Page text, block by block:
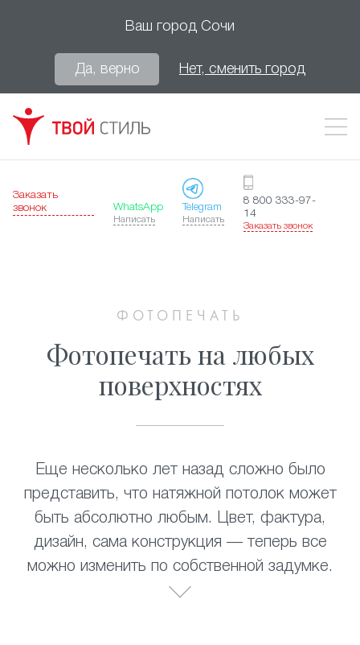
Ваш город Сочи
Да, верно Нет, сменить город
Заказать
звонок
WhatsApp
Написать
Telegram
Написать
8 800 333-97-
14
Заказать звонок
ФОТОПЕЧАТЬ
Фотопечать на любых
поверхностях
Еще несколько лет назад сложно было
представить, что натяжной потолок может
быть абсолютно любым. Цвет, фактура,
дизайн, сама конструкция — теперь все
можно изменить по собственной задумке.